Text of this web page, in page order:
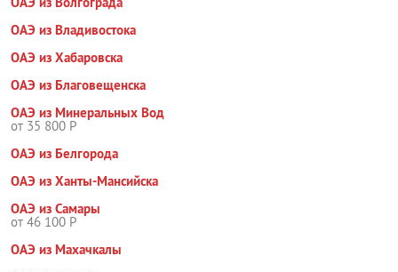
ОАЭ из Владивостока
ОАЭ из Хабаровска
ОАЭ из Благовещенска
ОАЭ из Минеральных Вод
от 35 800 Р
ОАЭ из Белгорода
ОАЭ из Ханты-Мансийска
ОАЭ из Самары
от 46 100 Р
ОАЭ из Махачкалы